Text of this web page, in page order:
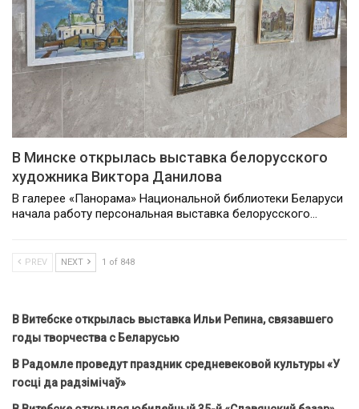
В Минске открылась выставка белорусского
художника Виктора Данилова
В галерее «Панорама» Национальной библиотеки Беларуси
начала работу персональная выставка белорусского…
PREV NEXT 1 of 848
В Витебске открылась выставка Ильи Репина, связавшего
годы творчества с Беларусью
В Радомле проведут праздник средневековой культуры «У
госці да радзімічаў»